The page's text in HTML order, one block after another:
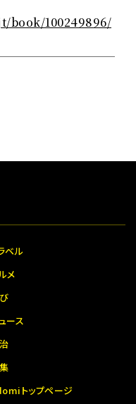
100249896/
ベル
メ
ース
トップページ